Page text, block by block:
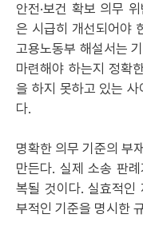
안전·보건 확보 의무
은 시급히 개선되어야
고용노동부 해설서는
마련해야 하는지 정확
을 하지 못하고 있는 사
다.
명확한 의무 기준의 부
만든다. 실제 소송 판
복될 것이다. 실효적인
부적인 기준을 명시한